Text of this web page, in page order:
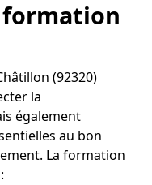
(92320)
la
également
au bon
La formation